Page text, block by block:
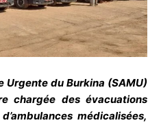
Urgente du Burkina (SAMU)
chargée des évacuations
médicalisées,